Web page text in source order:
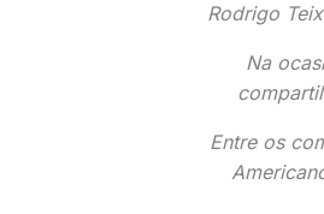
Rodrigo
Na
Entre os